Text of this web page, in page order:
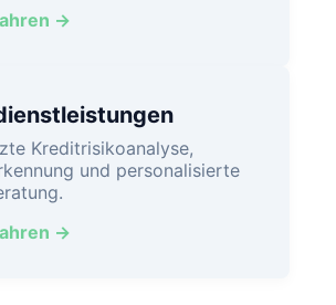
→
Kreditrisikoanalyse,
und personalisierte
→